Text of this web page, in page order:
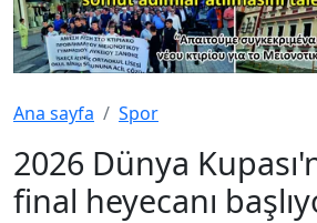
Ana sayfa Spor
2026 Dünya
final heyecanı